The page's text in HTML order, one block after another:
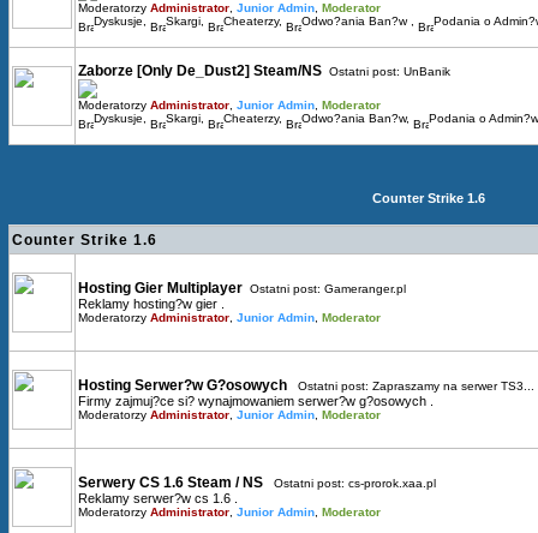
Moderatorzy Administrator Junior Admin Moderator
Dyskusje
Skargi Cheaterzy, Odwo?ania Ban?w Podania o
Zaborze [Only De_Dust2] Steam/NS Ostatni post: UnBanik
Moderatorzy Administrator Junior Admin Moderator
Dyskusje
Skargi Cheaterzy, Odwo?ania Ban?w, Podania o Admin?w
Counter Strike 1.6
Counter Strike 1.6
Hosting Gier Multiplayer Ostatni post: Gameranger.pl
Reklamy hosting?w gier .
Moderatorzy Administrator Junior Admin Moderator
Hosting Serwer?w G?osowych Ostatni post: Zapraszamy na serwer TS3...
Firmy zajmuj?ce si? wynajmowaniem serwer?w g?osowych .
Moderatorzy Administrator Junior Admin Moderator
Serwery CS 1.6 Steam / NS Ostatni post: cs-prorok.xaa.pl
Reklamy serwer?w cs 1.6 .
Moderatorzy Administrator Junior Admin Moderator